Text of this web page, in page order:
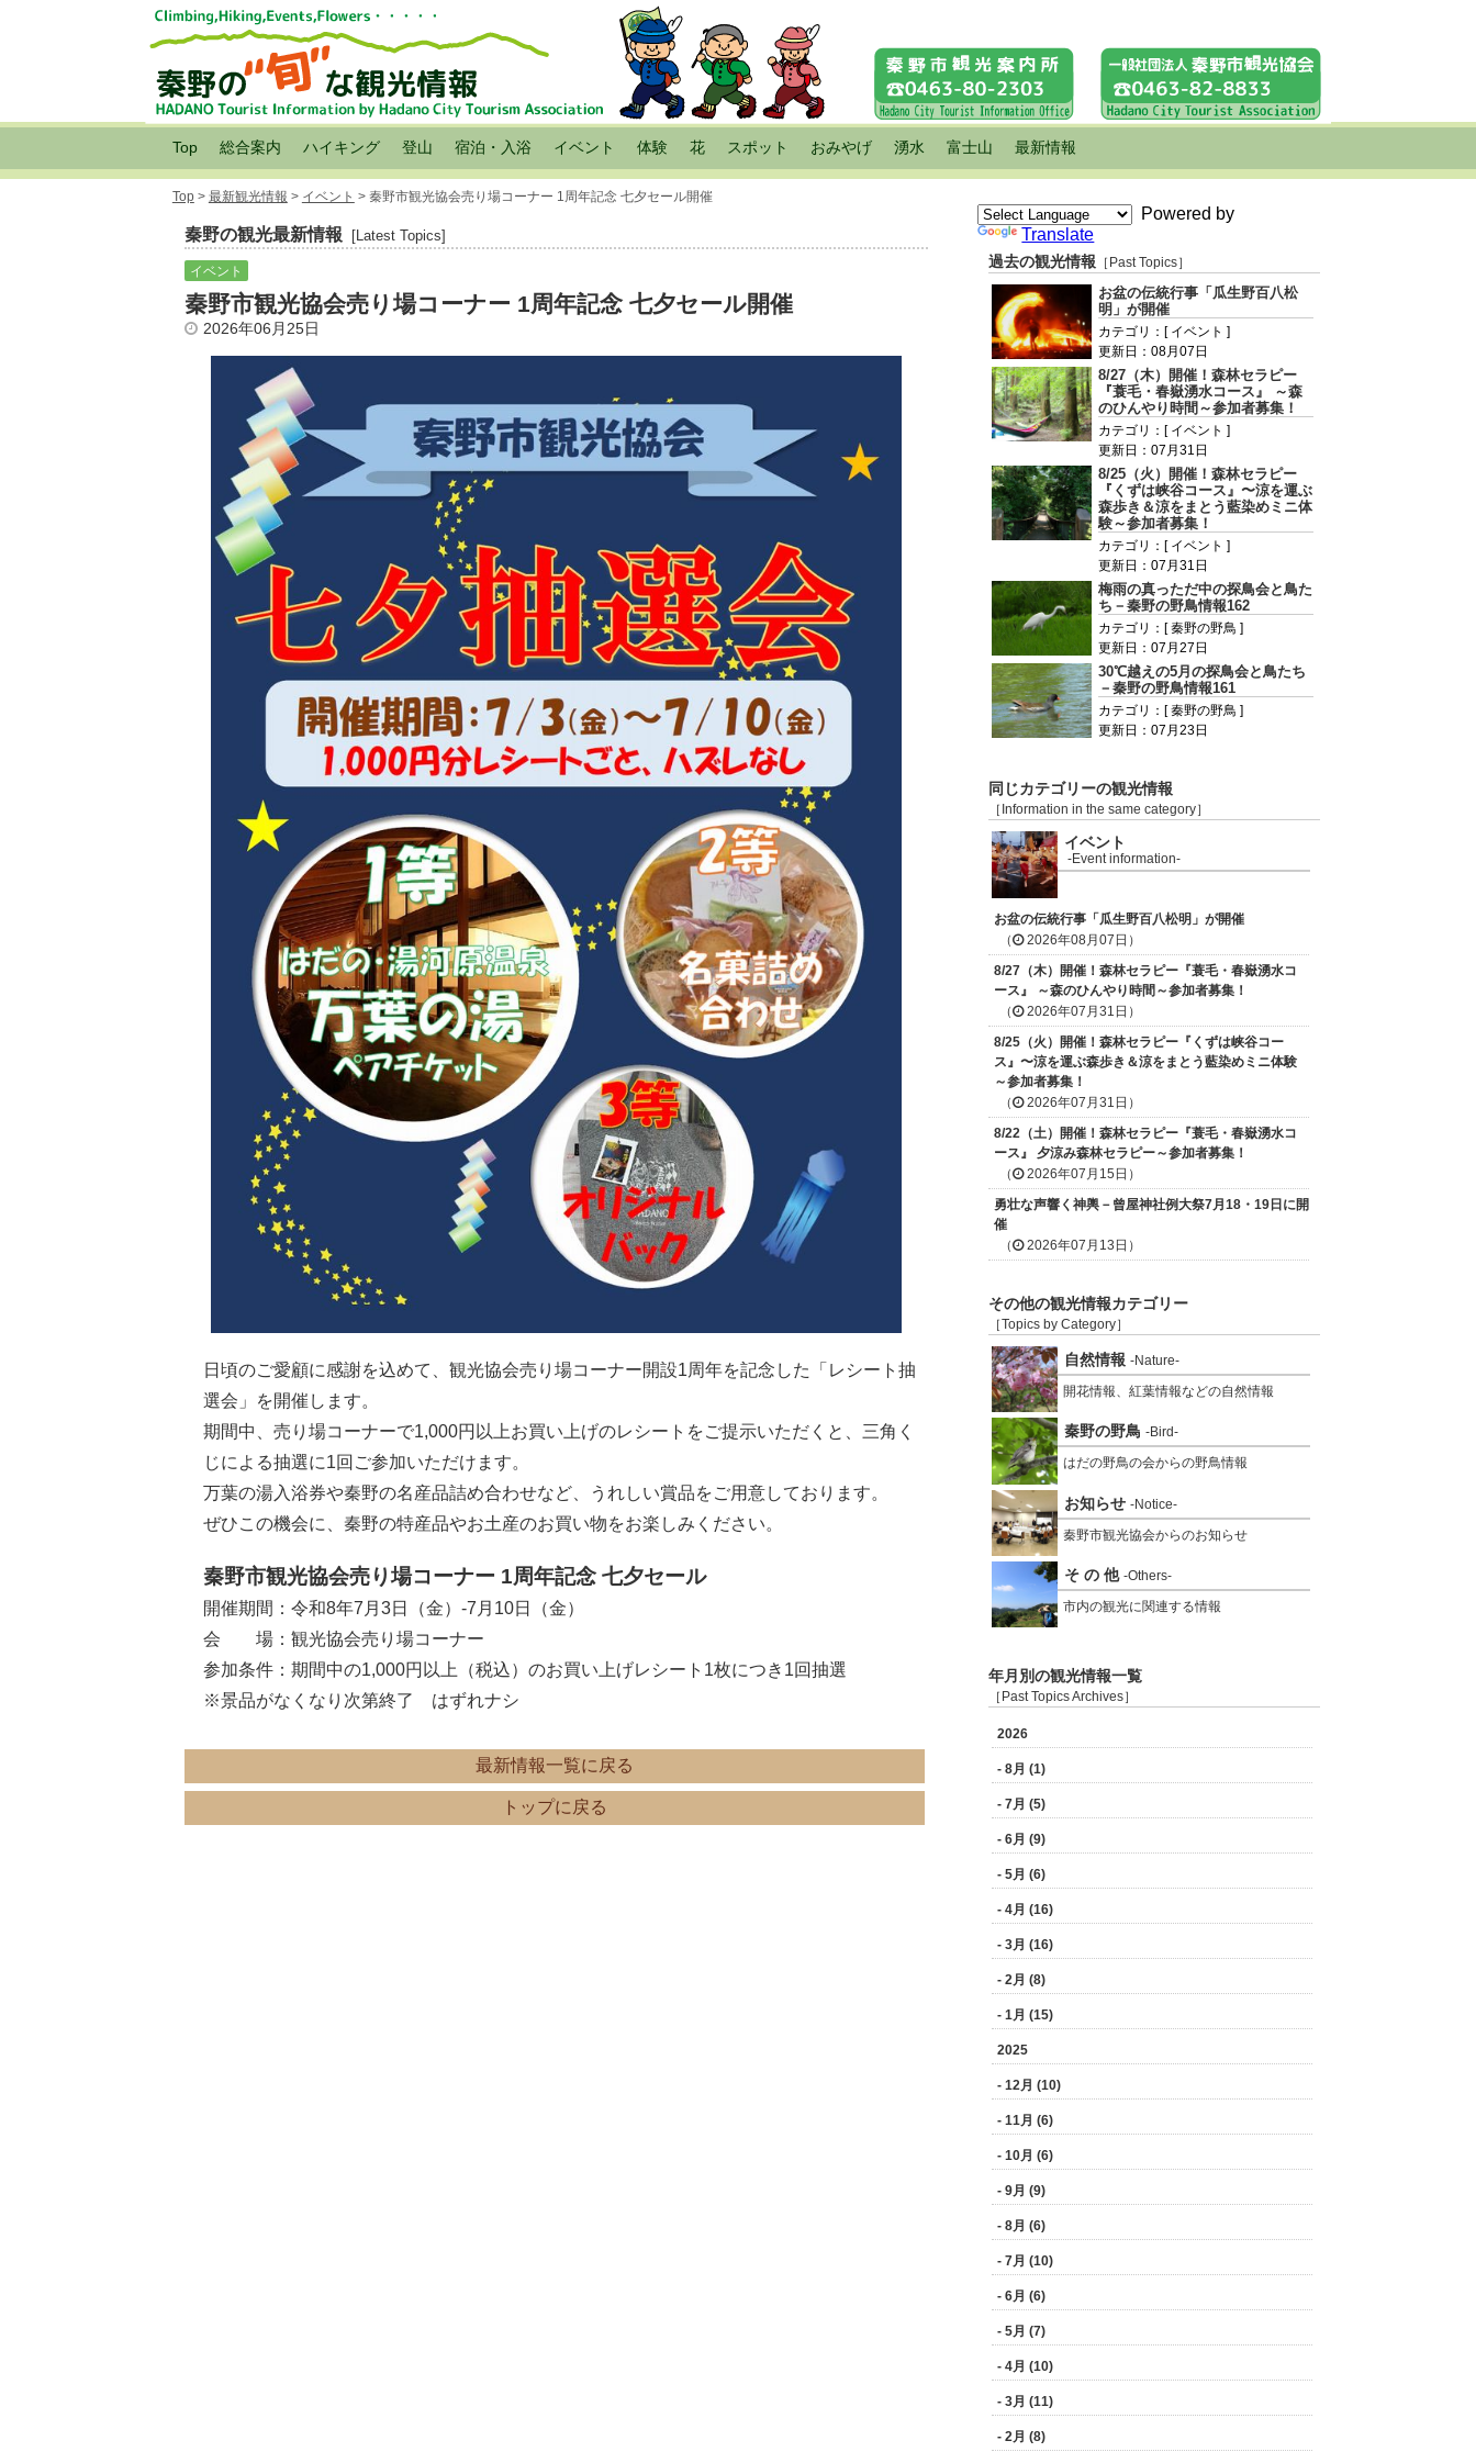
Top 総合案内 ハイキング 登山 宿泊・入浴 イベント 体験 花 スポット おみやげ 湧水 富士山 最新情報
Top> 最新観光情報 > イベント > 秦野市観光協会売り場コーナー 1周年記念 七夕セール開催
秦野の観光最新情報 [Latest Topics]
イベント
秦野市観光協会売り場コーナー 1周年記念 七夕セール開催
2026年06月25日
日頃のご愛顧に感謝を込めて、観光協会売り場コーナー開設1周年を記念した「レシート抽
選会」を開催します。
期間中、売り場コーナーで1,000円以上お買い上げのレシートをご提示いただくと、三角く
じによる抽選に1回ご参加いただけます。
万葉の湯入浴券や秦野の名産品詰め合わせなど、うれしい賞品をご用意しております。
ぜひこの機会に、秦野の特産品やお土産のお買い物をお楽しみください。
秦野市観光協会売り場コーナー 1周年記念 七夕セール
開催期間：令和8年7月3日（金）-7月10日（金）
会 場：観光協会売り場コーナー
参加条件：期間中の1,000円以上（税込）のお買い上げレシート1枚につき1回抽選
※景品がなくなり次第終了 はずれナシ
最新情報一覧に戻る
トップに戻る
Powered by
Translate
過去の観光情報 ［Past Topics］
お盆の伝統行事「瓜生野百八松
明」が開催
カテゴリ：[ イベント ]
更新日：08月07日
8/27（木）開催！森林セラピー
『蓑毛・春嶽湧水コース』 ～森
のひんやり時間～参加者募集！
カテゴリ：[ イベント ]
更新日：07月31日
8/25（火）開催！森林セラピー
『くずは峡谷コース』〜涼を運ぶ
森歩き＆涼をまとう藍染めミニ体
験～参加者募集！
カテゴリ：[ イベント ]
更新日：07月31日
梅雨の真っただ中の探鳥会と鳥た
ち－秦野の野鳥情報162
カテゴリ：[ 秦野の野鳥 ]
更新日：07月27日
30℃越えの5月の探鳥会と鳥たち
－秦野の野鳥情報161
カテゴリ：[ 秦野の野鳥 ]
更新日：07月23日
同じカテゴリーの観光情報
［Information in the same category］
イベント
-Event information-
お盆の伝統行事「瓜生野百八松明」が開催
（
2026年08月07日）
8/27（木）開催！森林セラピー『蓑毛・春嶽湧水コ
ース』 ～森のひんやり時間～参加者募集！
（
2026年07月31日）
8/25（火）開催！森林セラピー『くずは峡谷コー
ス』〜涼を運ぶ森歩き＆涼をまとう藍染めミニ体験
～参加者募集！
（
2026年07月31日）
8/22（土）開催！森林セラピー『蓑毛・春嶽湧水コ
ース』 夕涼み森林セラピー～参加者募集！
（
2026年07月15日）
勇壮な声響く神輿－曾屋神社例大祭7月18・19日に開
催
（
2026年07月13日）
その他の観光情報カテゴリー
［Topics by Category］
自然情報-Nature-
開花情報、紅葉情報などの自然情報
秦野の野鳥-Bird-
はだの野鳥の会からの野鳥情報
お知らせ-Notice-
秦野市観光協会からのお知らせ
そ の 他-Others-
市内の観光に関連する情報
年月別の観光情報一覧
［Past Topics Archives］
2026
- 8月 (1)
- 7月 (5)
- 6月 (9)
- 5月 (6)
- 4月 (16)
- 3月 (16)
- 2月 (8)
- 1月 (15)
2025
- 12月 (10)
- 11月 (6)
- 10月 (6)
- 9月 (9)
- 8月 (6)
- 7月 (10)
- 6月 (6)
- 5月 (7)
- 4月 (10)
- 3月 (11)
- 2月 (8)